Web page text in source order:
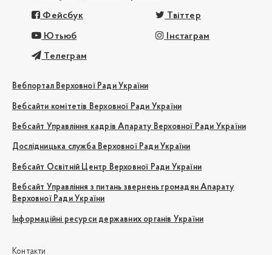
Фейсбук Твіттер
Ютьюб Інстаграм
Телеграм
Вебпортал Верховної Ради України
Вебсайти комітетів Верховної Ради України
Вебсайт Управління кадрів Апарату Верховної Ради України
Дослідницька служба Верховної Ради України
Вебсайт Освітній Центр Верховної Ради України
Вебсайт Управління з питань звернень громадян Апарату
Верховної Ради України
Інформаційні ресурси державних органів України
Контакти